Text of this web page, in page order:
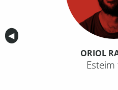
Anterior
◀︎
ORIOL